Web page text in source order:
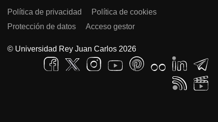
Política de privacidad
Política de cookies
Protección de datos
Acceso gestor
© Universidad Rey Juan Carlos 2026